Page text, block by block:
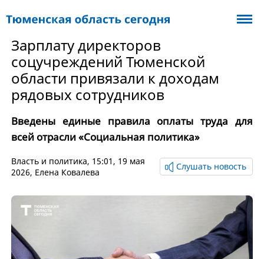
Зарплату директоров
соцучреждений Тюменской
области привязали к доходам
рядовых сотрудников
Введены единые правила оплаты труда для
всей отрасли «Социальная политика»
Власть и политика, 15:01, 19 мая
2026, Елена Ковалева
Слушать новость